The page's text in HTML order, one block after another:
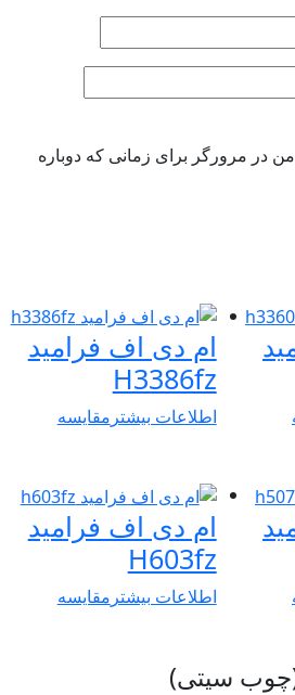
در مرورگر برای زمانی که دوباره
ام دی اف فرامید
H3386fz
اطلاعات بیشترمقایسه
ام دی اف فرامید
H603fz
اطلاعات بیشترمقایسه
سیتی)